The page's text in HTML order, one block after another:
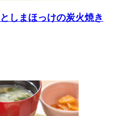
しまほっけの炭火焼き